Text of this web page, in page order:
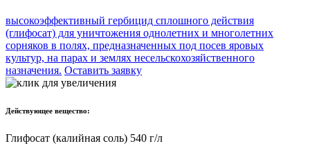
высокоэффективный гербицид сплошного действия
(глифосат) для уничтожения однолетних и многолетних
сорняков в полях, предназначенных под посев яровых
культур, на парах и землях несельскохозяйственного
назначения. Оставить заявку
Действующее вещество:
Глифосат (калийная соль) 540 г/л